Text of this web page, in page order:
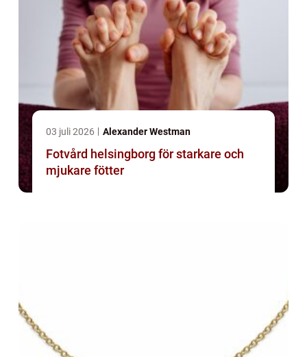
03 juli 2026 Alexander Westman
Fotvård helsingborg för starkare och
mjukare fötter